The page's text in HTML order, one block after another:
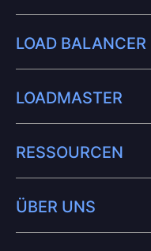
LOAD BALANCER
LOADMASTER
RESSOURCEN
ÜBER UNS